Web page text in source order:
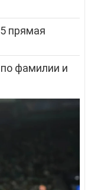
прямая
фамилии и